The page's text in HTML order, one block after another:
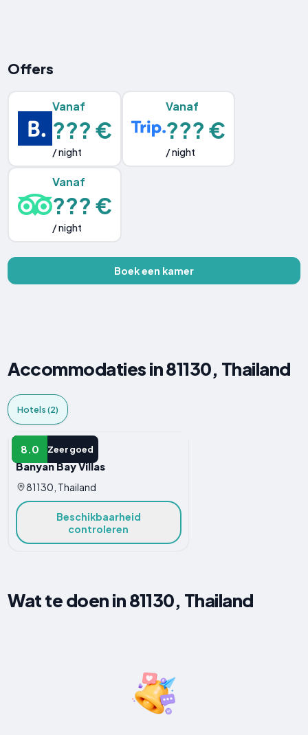
Offers
Vanaf
??? €
/ night
Vanaf
??? €
/ night
Vanaf
??? €
/ night
Boek een kamer
Accommodaties in 81130, Thailand
Hotels (2)
8.0 Zeer goed
HOTEL
Banyan Bay Villas
81130, Thailand
Beschikbaarheid
controleren
Wat te doen in 81130, Thailand